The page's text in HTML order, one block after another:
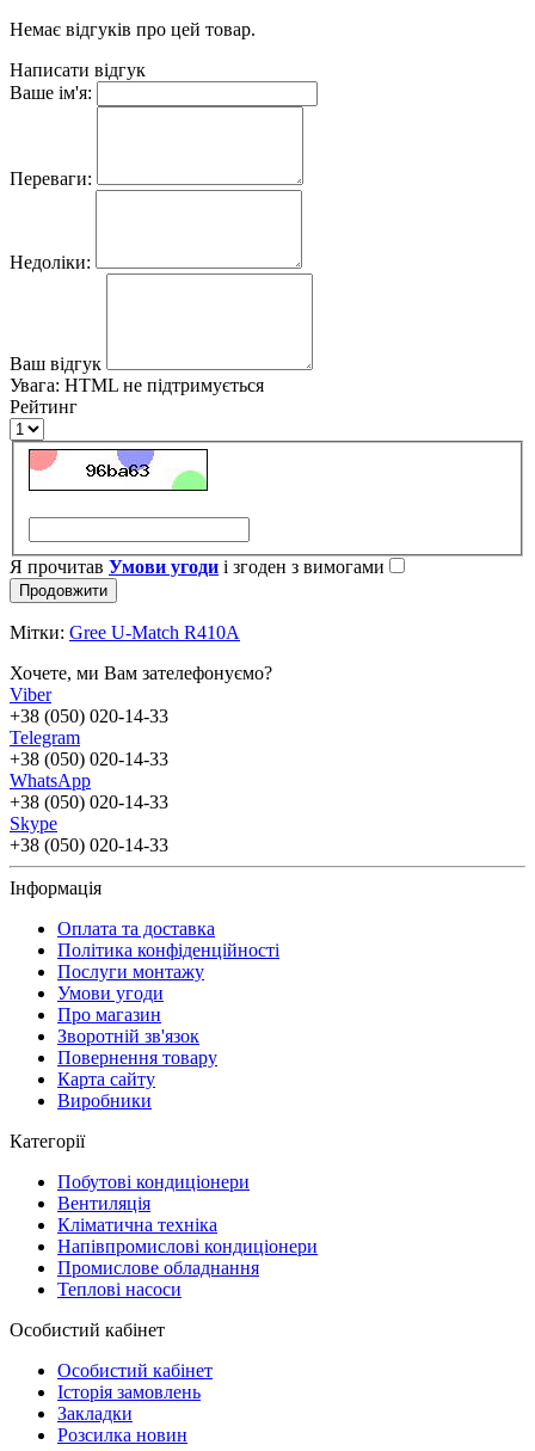
Немає відгуків про цей товар.
Написати відгук
Ваше ім'я:
Переваги:
Недоліки:
Ваш відгук
Увага: HTML не підтримується
Рейтинг
Я прочитав Умови угоди і згоден з вимогами
Продовжити
Мітки: Gree U-Match R410A
Хочете, ми Вам зателефонуємо?
Viber
+38 (050) 020-14-33
Telegram
+38 (050) 020-14-33
WhatsApp
+38 (050) 020-14-33
Skype
+38 (050) 020-14-33
Інформація
Оплата та доставка
Політика конфіденційності
Послуги монтажу
Умови угоди
Про магазин
Зворотній зв'язок
Повернення товару
Карта сайту
Виробники
Категорії
Побутові кондиціонери
Вентиляція
Кліматична техніка
Напівпромислові кондиціонери
Промислове обладнання
Теплові насоси
Особистий кабінет
Особистий кабінет
Історія замовлень
Закладки
Розсилка новин